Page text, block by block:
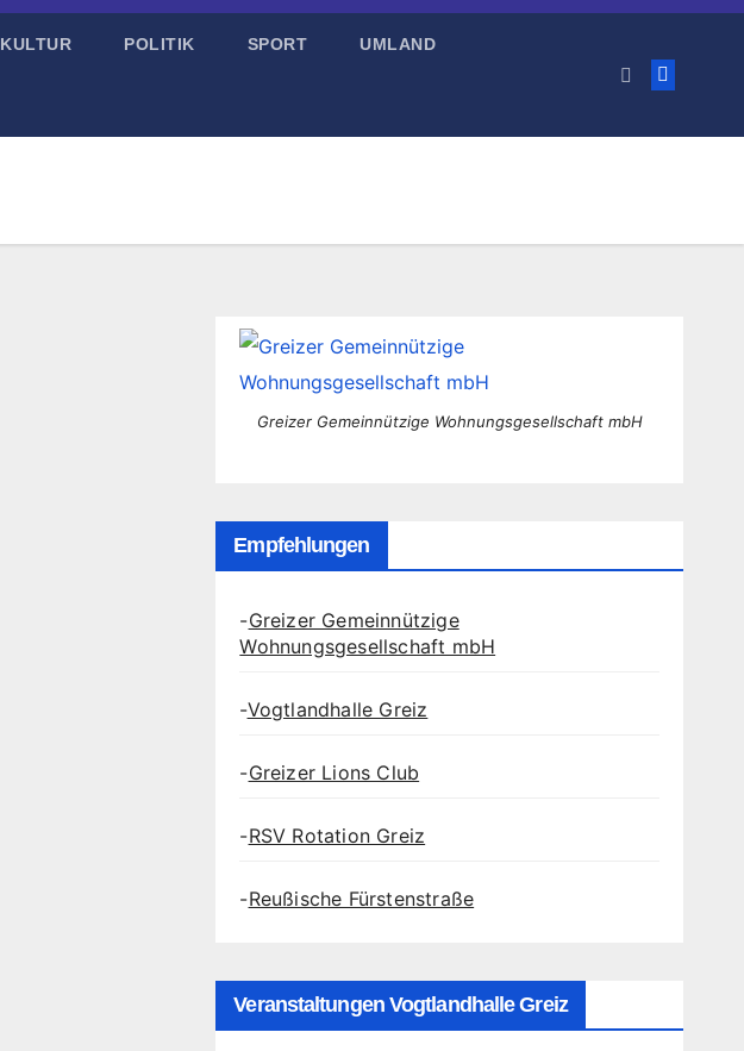
KULTUR POLITIK SPORT UMLAND
Greizer Gemeinnützige Wohnungsgesellschaft mbH
Empfehlungen
-Greizer Gemeinnützige
Wohnungsgesellschaft mbH
-Vogtlandhalle Greiz
-Greizer Lions Club
-RSV Rotation Greiz
-Reußische Fürstenstraße
Veranstaltungen Vogtlandhalle Greiz